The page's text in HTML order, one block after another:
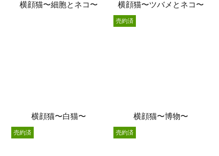
横顔猫〜細胞とネコ〜 横顔猫〜ツバメとネコ〜
横顔猫〜白猫〜 横顔猫〜博物〜
売約済
売約済 売約済